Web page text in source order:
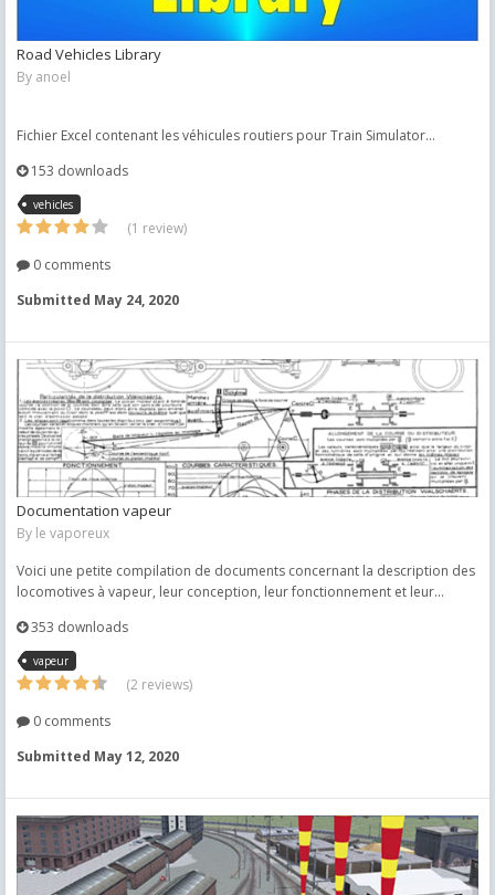
Road Vehicles Library
By anoel
Fichier Excel contenant les véhicules routiers pour Train Simulator...
153 downloads
vehicles
(1 review)
0 comments
Submitted May 24, 2020
Documentation vapeur
By le vaporeux
Voici une petite compilation de documents concernant la description des
locomotives à vapeur, leur conception, leur fonctionnement et leur...
353 downloads
vapeur
(2 reviews)
0 comments
Submitted May 12, 2020